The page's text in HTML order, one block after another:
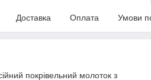
Доставка Оплата Умови
покрівельний молоток з